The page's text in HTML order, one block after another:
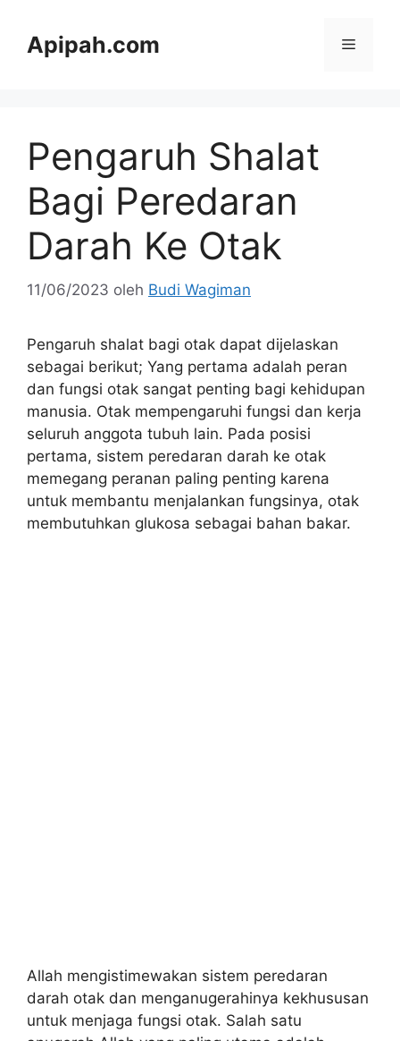
Apipah.com Menu
Pengaruh Shalat
Bagi Peredaran
Darah Ke Otak
11/06/2023 oleh Budi Wagiman
Pengaruh shalat bagi otak dapat dijelaskan
sebagai berikut; Yang pertama adalah peran
dan fungsi otak sangat penting bagi kehidupan
manusia. Otak mempengaruhi fungsi dan kerja
seluruh anggota tubuh lain. Pada posisi
pertama, sistem peredaran darah ke otak
memegang peranan paling penting karena
untuk membantu menjalankan fungsinya, otak
membutuhkan glukosa sebagai bahan bakar.
Allah mengistimewakan sistem peredaran
darah otak dan menganugerahinya kekhususan
untuk menjaga fungsi otak. Salah satu